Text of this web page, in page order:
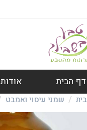
דף הבית אודות
שמני עיסוי ואמבט